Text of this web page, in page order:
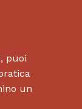
puoi
un